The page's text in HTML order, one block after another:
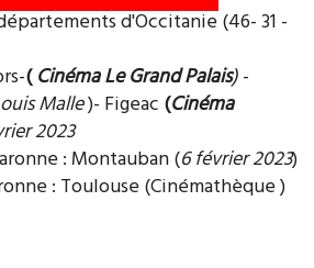
d'Occitanie (46- 31 -
(Cinéma Le Grand Palais)-
Malle)- Figeac (Cinéma
2023
: Montauban (6 février 2023)
: Toulouse (Cinémathèque )